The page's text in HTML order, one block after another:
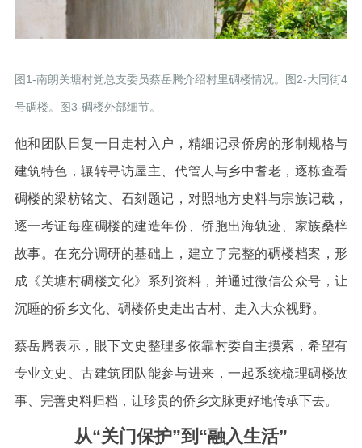
图1-南朗关塘村党总支委员蔡岳腾介绍村里碉楼情况。图2-大同街4
号碉楼。图3-碉楼外部细节。
他和团队日复一日走村入户，精细记录侨房的形制规格与
建筑特色，辗转寻访屋主、代管人与乡中耆老，逐栋查看
碉楼的梁枋铭文、石刻题记，对照地方史料与宗族记载，
逐一考证每座碉楼的建造年份、侨胞出海轨迹、家族桑梓
故事。在充分调研的基础上，建立了完整的碉楼档案，形
成《关塘村碉楼文化》系列资料，并通过微信公众号，让
沉睡的侨乡文化、碉楼侨史走出古村、走入大众视野。
蔡岳腾表示，眼下文史整理多依靠村委自主摸索，希望有
专业文史、古建筑团队能参与进来，一起系统梳理碉楼故
事、完善史料归档，让珍贵的侨乡文脉更好地传承下去。
从“关门保护”到“融入生活”